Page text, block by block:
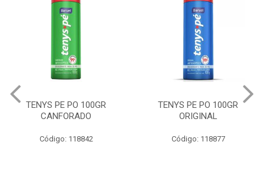
TENYS PE PO 100GR
CANFORADO
Código: 118842
TENYS PE PO 100GR
ORIGINAL
Código: 118877